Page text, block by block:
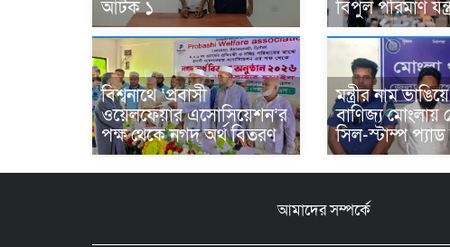
আটক ১
বিপুল পরিমাণ
বিশ্বনাথে ‘প্রবাসী
ওয়েলফেয়ার এসোসিয়েশন’র
পক্ষ থেকে নগদ অর্থ বিতরণ
মন্ত্রীর নাম
বাণিজ্য মোংলায়
সিল-স্টাম্প প্যাড
আমাদের সম্পর্কে